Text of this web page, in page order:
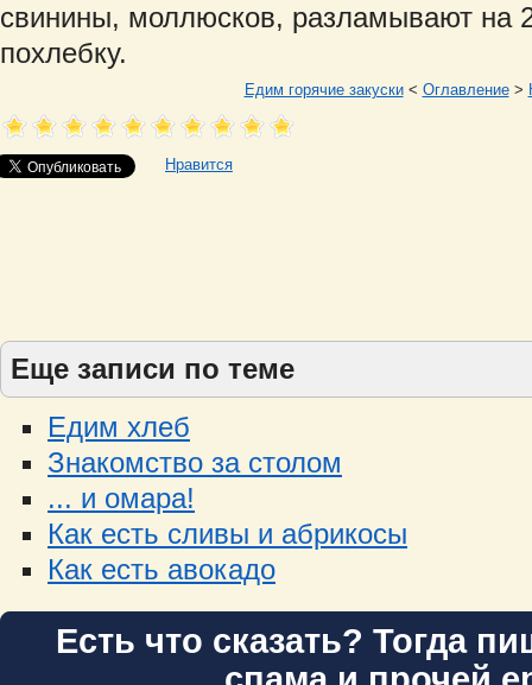
свинины, моллюсков, разламывают на
похлебку.
Едим горячие закуски< Оглавление>
Нравится
Еще записи по теме
Едим хлеб
Знакомство за столом
... и омара!
Как есть сливы и абрикосы
Как есть авокадо
Есть что сказать? Тогда